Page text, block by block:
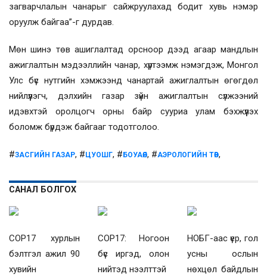
загварчлалын чанарыг сайжруулахад бодит хувь нэмэр
оруулж байгаа”-г дурдав.
Мөн шинэ төв ашиглалтад орсноор дээд агаар мандлын
ажиглалтын мэдээллийн чанар, хүртээмж нэмэгдэж, Монгол
Улс бүс нутгийн хэмжээнд чанартай ажиглалтын өгөгдөл
нийлүүлэгч, дэлхийн газар зүйн ажиглалтын сүлжээний
идэвхтэй оролцогч орны байр сууриа улам бэхжүүлэх
боломж бүрдэж байгааг тодотголоо.
#ЗАСГИЙН ГАЗАР, #ЦУОШГ, #БОУАӨЯ, #АЭРОЛОГИЙН ТӨВ,
САНАЛ БОЛГОХ
COP17 хурлын
бэлтгэл ажил 90
хувийн
COP17: Ногоон
бүс иргэд, олон
нийтэд нээлттэй
НОБГ-аас үер, гол
усны ослын
нөхцөл байдлын